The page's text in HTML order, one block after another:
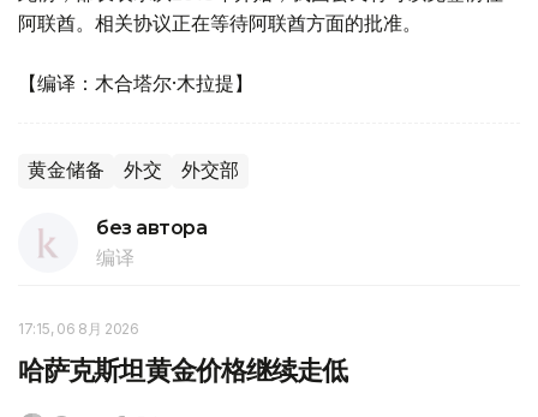
阿联酋。相关协议正在等待阿联酋方面的批准。
【编译：木合塔尔·木拉提】
黄金储备 外交 外交部
без автора
编译
17:15, 06 8月 2026
哈萨克斯坦黄金价格继续走低